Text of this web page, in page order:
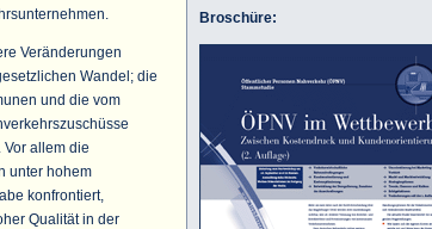
Broschüre:
Veränderungen
Wandel; die
und die vom
allem die
unter hohem
konfrontiert,
Qualität in der